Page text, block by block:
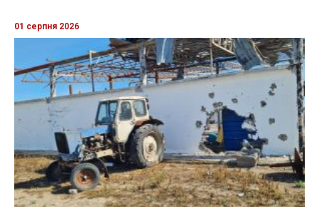
01 серпня 2026